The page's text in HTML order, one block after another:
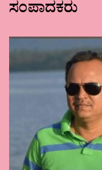
ಸಂಪಾದಕರು